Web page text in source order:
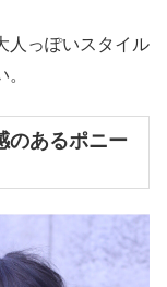
人っぽいスタイル
のあるポニー